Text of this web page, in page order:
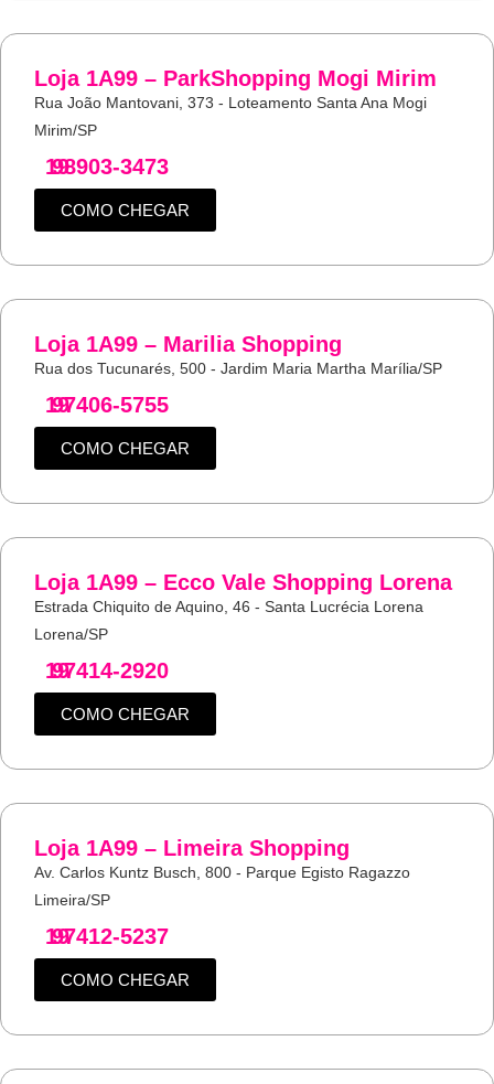
Loja 1A99 – ParkShopping Mogi Mirim
Rua João Mantovani, 373 - Loteamento Santa Ana Mogi
Mirim/SP
19
98903-3473
COMO CHEGAR
Loja 1A99 – Marilia Shopping
Rua dos Tucunarés, 500 - Jardim Maria Martha Marília/SP
19
97406-5755
COMO CHEGAR
Loja 1A99 – Ecco Vale Shopping Lorena
Estrada Chiquito de Aquino, 46 - Santa Lucrécia Lorena
Lorena/SP
19
97414-2920
COMO CHEGAR
Loja 1A99 – Limeira Shopping
Av. Carlos Kuntz Busch, 800 - Parque Egisto Ragazzo
Limeira/SP
19
97412-5237
COMO CHEGAR